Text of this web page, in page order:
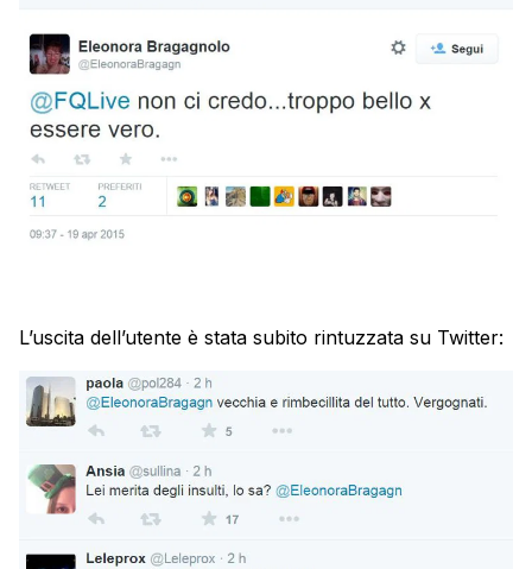
L’uscita dell’utente è stata subito rintuzzata su Twitter: